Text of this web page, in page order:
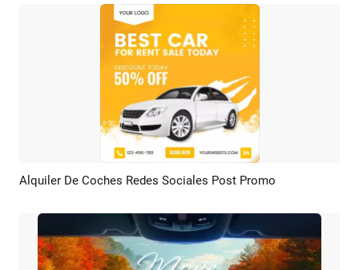
Previsualizar Crear IA
Alquiler De Coches Redes Sociales Post Promo